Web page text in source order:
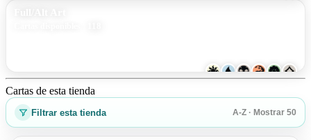
Cartas de esta tienda
Filtrar esta tienda A-Z · Mostrar 50